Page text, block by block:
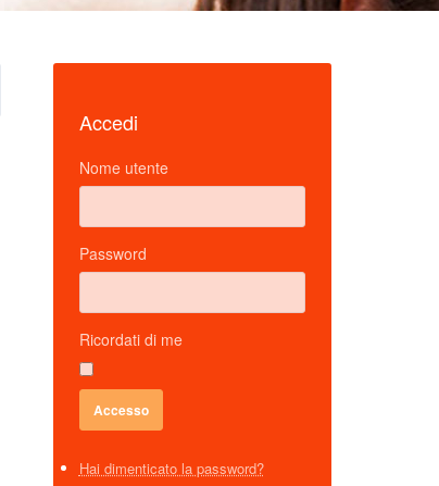
Accedi
Nome utente
Password
Ricordati di me
Hai dimenticato la password?